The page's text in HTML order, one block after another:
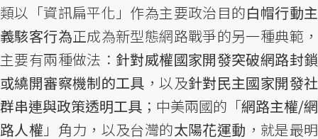
類以「資訊扁平化」作為主要政治目的白帽行動主
義駭客行為正成為新型態網路戰爭的另一種典範，
主要有兩種做法： 針對威權國家開發突破網路封鎖
或繞開審察機制的工具 ，以及針對民主國家開發社
群串連與政策透明工具 ；中美兩國的「網路主權/網
路人權 」角力，以及台灣的太陽花運動 ，就是最明